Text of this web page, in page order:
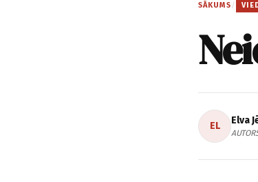
SĀKUMS /
EL Elva